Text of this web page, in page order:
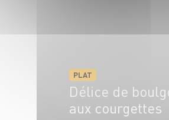
PLAT
Délice de
aux courgettes